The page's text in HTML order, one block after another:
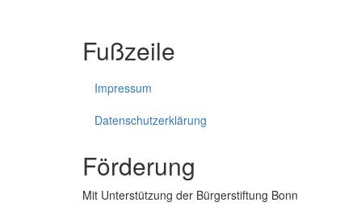
Fußzeile
Impressum
Datenschutzerklärung
Förderung
Mit Unterstützung der Bürgerstiftung Bonn